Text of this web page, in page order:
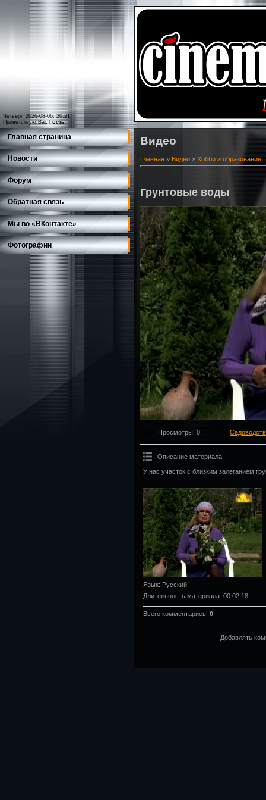
Четверг, 2026-08-06, 20:21
Приветствую Вас Гость
Главная страница
Новости
Форум
Обратная связь
Мы во «ВКонтакте»
Фотографии
Видео
Главная » Видео » Хобби и образование
Грунтовые воды
Просмотры: 0
Описание материала:
У нас участок с близким залеганием
Язык: Русский
Длительность материала: 00:02:18
Всего комментариев: 0
Добавлять